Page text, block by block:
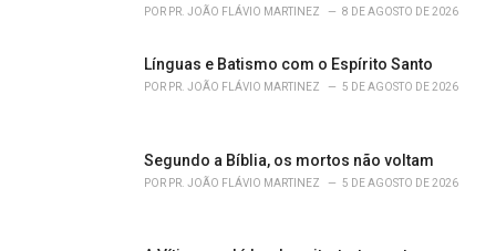
POR PR. JOÃO FLÁVIO MARTINEZ 8 DE AGOSTO DE 2026
Línguas e Batismo com o Espírito Santo
POR PR. JOÃO FLÁVIO MARTINEZ 5 DE AGOSTO DE 2026
Segundo a Bíblia, os mortos não voltam
POR PR. JOÃO FLÁVIO MARTINEZ 5 DE AGOSTO DE 2026